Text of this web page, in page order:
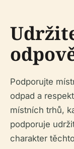
Podporujte
odpad a
místních trhů,
podporuje
charakter